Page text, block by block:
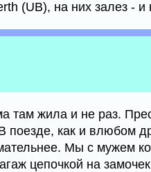
(UB), на них залез - и
там жила и не раз.
поезде, как и влюбом
Мы с мужем
цепочкой на